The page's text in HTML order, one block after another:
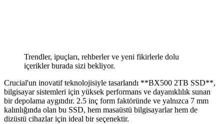
Trendler, ipuçları, rehberler ve yeni fikirlerle dolu
içerikler burada sizi bekliyor.
Crucial'un inovatif teknolojisiyle tasarlandı **BX500 2TB SSD**,
bilgisayar sistemleri için yüksek performans ve dayanıklılık sunan
bir depolama aygıtıdır. 2.5 inç form faktöründe ve yalnızca 7 mm
kalınlığında olan bu SSD, hem masaüstü bilgisayarlar hem de
dizüstü cihazlar için ideal bir seçenektir.